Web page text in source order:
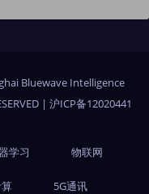
Bluewave Intelligence
| 沪ICP备12020441
学习 物联网
5G通讯